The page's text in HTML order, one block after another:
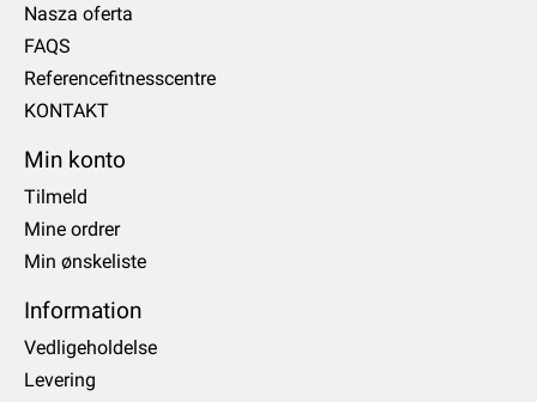
Nasza oferta
FAQS
Referencefitnesscentre
KONTAKT
Min konto
Tilmeld
Mine ordrer
Min ønskeliste
Information
Vedligeholdelse
Levering